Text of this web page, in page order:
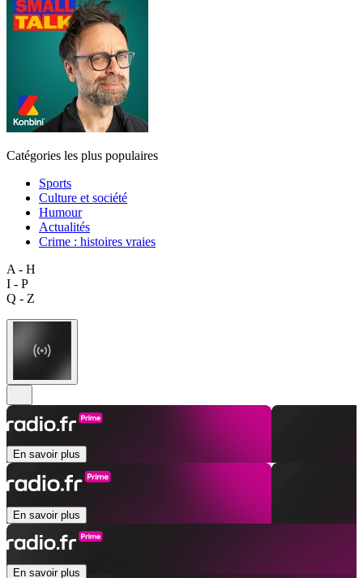
Catégories les plus populaires
Sports
Culture et société
Humour
Actualités
Crime : histoires vraies
A - H
I - P
Q - Z
En savoir plus
En savoir plus
En savoir plus